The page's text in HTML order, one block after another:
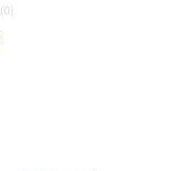
(0)